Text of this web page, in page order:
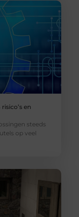
en
steeds
op veel